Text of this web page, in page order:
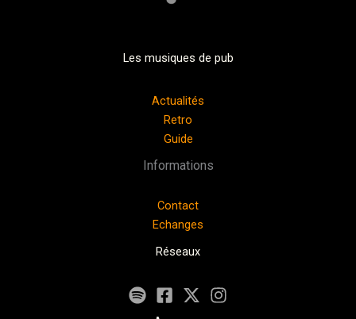
Les musiques de pub
Actualités
Retro
Guide
Informations
Contact
Echanges
Réseaux